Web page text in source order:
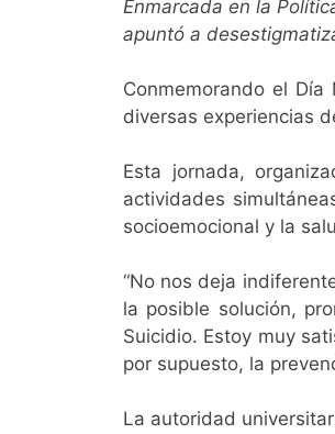
Enmarcada en la
apuntó a
Conmemorando el
diversas experiencias
Esta jornada,
actividades
socioemocional y la
“No nos deja
la posible solución,
Suicidio. Estoy muy
por supuesto, la
La autoridad